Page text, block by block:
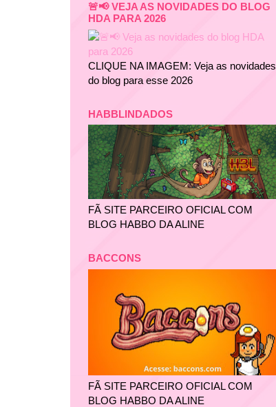
🚨📢 VEJA AS NOVIDADES DO BLOG
HDA PARA 2026
CLIQUE NA IMAGEM: Veja as novidades
do blog para esse 2026
HABBLINDADOS
FÃ SITE PARCEIRO OFICIAL COM
BLOG HABBO DA ALINE
BACCONS
FÃ SITE PARCEIRO OFICIAL COM
BLOG HABBO DA ALINE